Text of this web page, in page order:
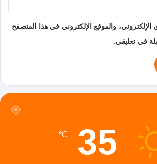
والموقع الإلكتروني في هذا المتصفح
في تعليقي.
35
℃